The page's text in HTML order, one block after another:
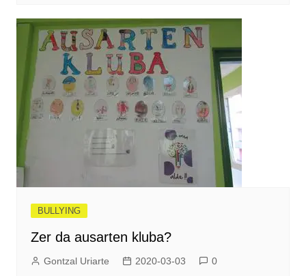
BULLYING
Zer da ausarten kluba?
Gontzal Uriarte 2020-03-03 0